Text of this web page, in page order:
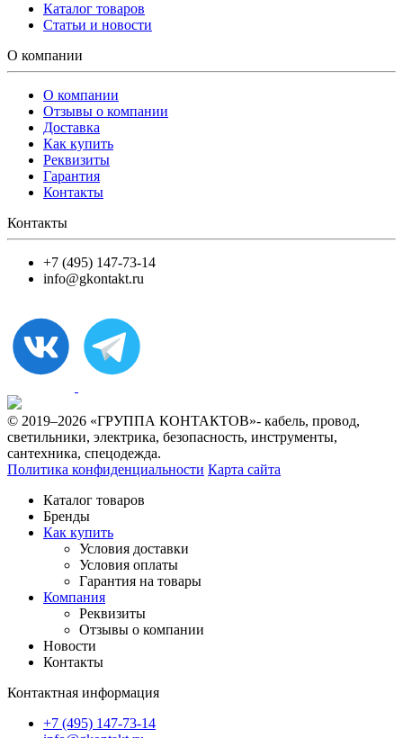
Каталог товаров
Статьи и новости
О компании
О компании
Отзывы о компании
Доставка
Как купить
Реквизиты
Гарантия
Контакты
Контакты
+7 (495) 147-73-14
info@gkontakt.ru
© 2019–2026 «ГРУППА КОНТАКТОВ»- кабель, провод,
светильники, электрика, безопасность, инструменты,
сантехника, спецодежда.
Политика конфиденциальности Карта сайта
Каталог товаров
Бренды
Как купить
Условия доставки
Условия оплаты
Гарантия на товары
Компания
Реквизиты
Отзывы о компании
Новости
Контакты
Контактная информация
+7 (495) 147-73-14